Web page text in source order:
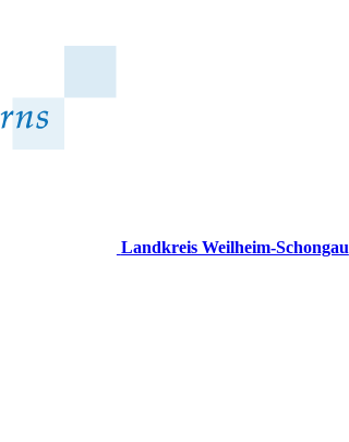
Landkreis Weilheim-Schongau